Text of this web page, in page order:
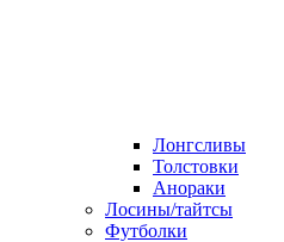
Лонгсливы
Толстовки
Анораки
Лосины/тайтсы
Футболки